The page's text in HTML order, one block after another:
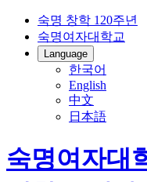
숙명 창학 120주년
숙명여자대학교
Language
한국어
English
中文
日本語
숙명여자대